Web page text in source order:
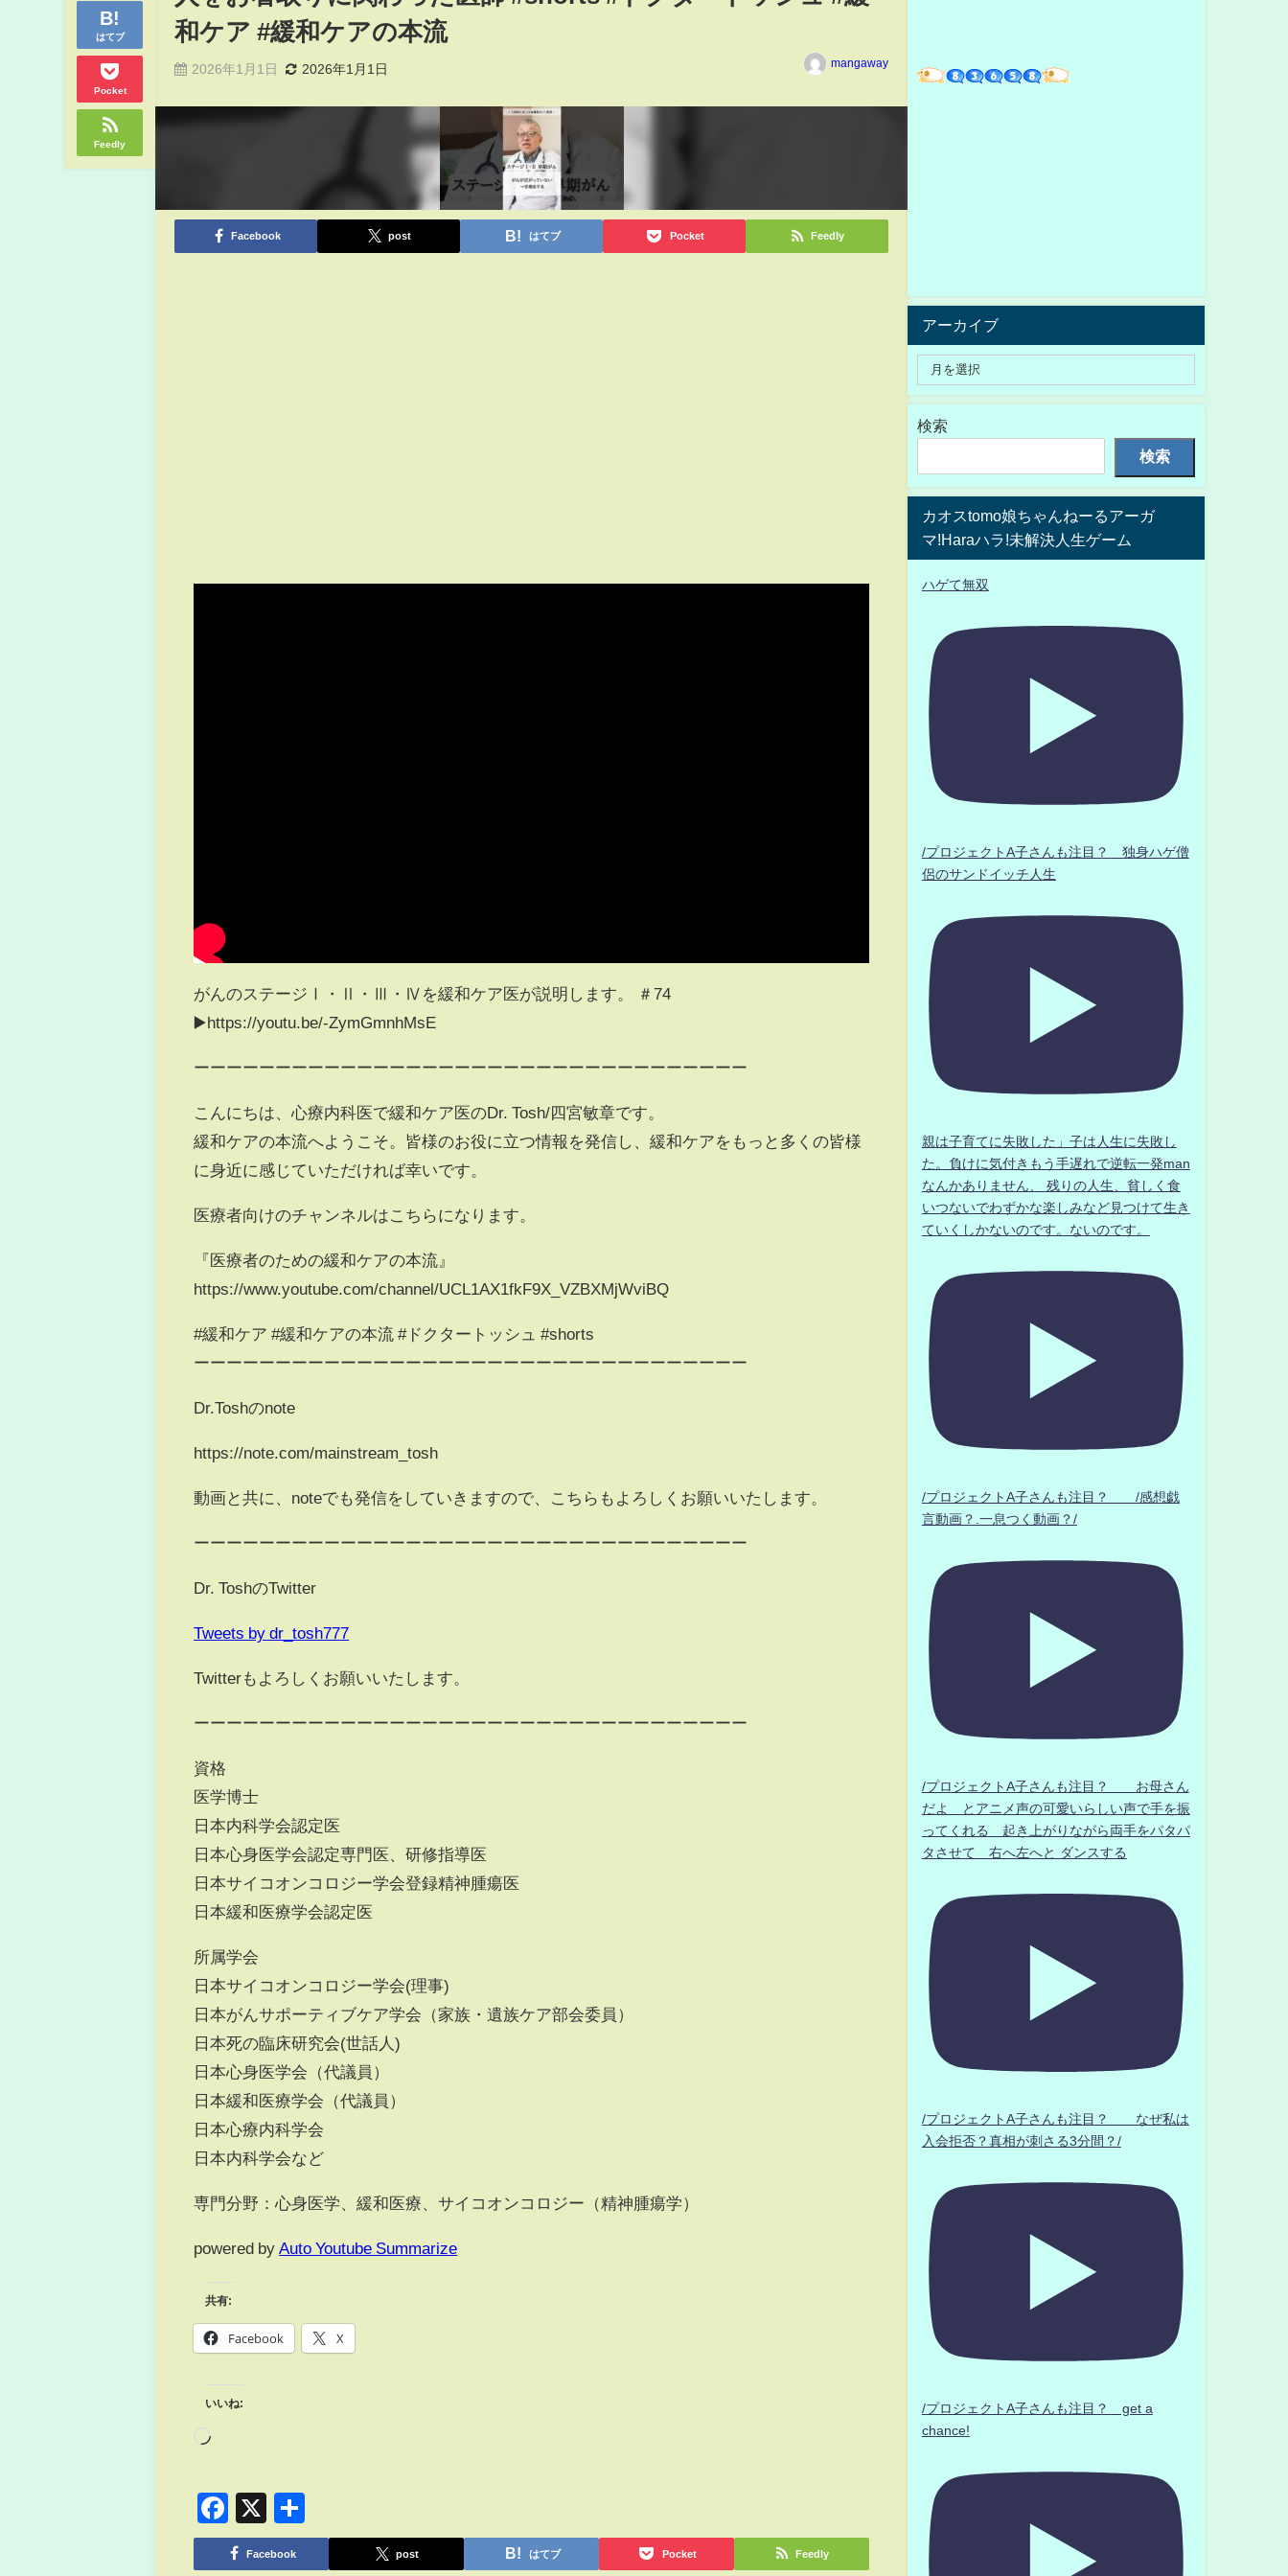
はてブ
Pocket
Feedly
和ケア #緩和ケアの本流
2026年1月1日 2026年1月1日 mangaway
Facebook post はてブ Pocket Feedly
がんのステージⅠ・Ⅱ・Ⅲ・Ⅳを緩和ケア医が説明します。 ＃74
▶️https://youtu.be/-ZymGmnhMsE
ーーーーーーーーーーーーーーーーーーーーーーーーーーーーーーーーーー
こんにちは、心療内科医で緩和ケア医のDr. Tosh/四宮敏章です。
緩和ケアの本流へようこそ。皆様のお役に立つ情報を発信し、緩和ケアをもっと多くの皆様
に身近に感じていただければ幸いです。
医療者向けのチャンネルはこちらになります。
『医療者のための緩和ケアの本流』
https://www.youtube.com/channel/UCL1AX1fkF9X_VZBXMjWviBQ
#緩和ケア #緩和ケアの本流 #ドクタートッシュ #shorts
ーーーーーーーーーーーーーーーーーーーーーーーーーーーーーーーーーー
Dr.Toshのnote
https://note.com/mainstream_tosh
動画と共に、noteでも発信をしていきますので、こちらもよろしくお願いいたします。
ーーーーーーーーーーーーーーーーーーーーーーーーーーーーーーーーーー
Dr. ToshのTwitter
Tweets by dr_tosh777
Twitterもよろしくお願いいたします。
ーーーーーーーーーーーーーーーーーーーーーーーーーーーーーーーーーー
資格
医学博士
日本内科学会認定医
日本心身医学会認定専門医、研修指導医
日本サイコオンコロジー学会登録精神腫瘍医
日本緩和医療学会認定医
所属学会
日本サイコオンコロジー学会(理事)
日本がんサポーティブケア学会（家族・遺族ケア部会委員）
日本死の臨床研究会(世話人)
日本心身医学会（代議員）
日本緩和医療学会（代議員）
日本心療内科学会
日本内科学会など
専門分野：心身医学、緩和医療、サイコオンコロジー（精神腫瘍学）
powered by Auto Youtube Summarize
共有:
Facebook X
いいね:
Facebook
X
有
Facebook post はてブ Pocket Feedly
アーカイブ
検索
検索
カオスtomo娘ちゃんねーるアーガ
マ!Haraハラ!未解決人生ゲーム
ハゲて無双
/プロジェクトA子さんも注目？ 独身ハゲ僧
侶のサンドイッチ人生
親は子育てに失敗した」子は人生に失敗し
た。負けに気付きもう手遅れで逆転一発man
なんかありません、 残りの人生、貧しく食
いつないでわずかな楽しみなど見つけて生き
ていくしかないのです。ないのです。
/プロジェクトA子さんも注目？ /感想戯
言動画？.一息つく動画？/
/プロジェクトA子さんも注目？ お母さん
だよ とアニメ声の可愛いらしい声で手を振
ってくれる 起き上がりながら両手をパタパ
タさせて 右へ左へと ダンスする
/プロジェクトA子さんも注目？ なぜ私は
入会拒否？真相が刺さる3分間？/
/プロジェクトA子さんも注目？ get a
chance!